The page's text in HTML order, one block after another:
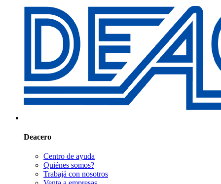
Deacero
Centro de ayuda
Quiénes somos?
Trabajá con nosotros